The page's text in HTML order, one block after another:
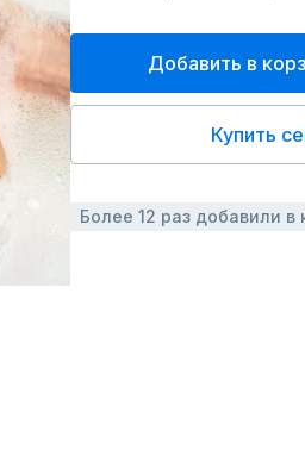
Добавить в
Купить
Более 12 раз добавили в